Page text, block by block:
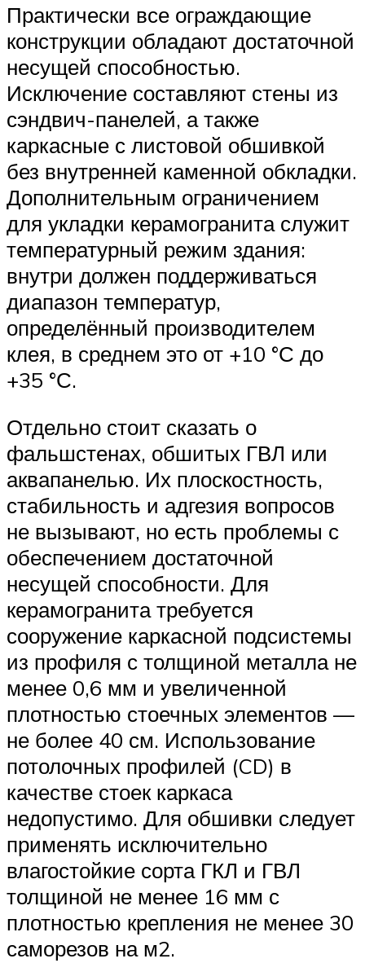
Практически все ограждающие
конструкции обладают достаточной
несущей способностью.
Исключение составляют стены из
сэндвич-панелей, а также
каркасные с листовой обшивкой
без внутренней каменной обкладки.
Дополнительным ограничением
для укладки керамогранита служит
температурный режим здания:
внутри должен поддерживаться
диапазон температур,
определённый производителем
клея, в среднем это от +10 °С до
+35 °С.
Отдельно стоит сказать о
фальшстенах, обшитых ГВЛ или
аквапанелью. Их плоскостность,
стабильность и адгезия вопросов
не вызывают, но есть проблемы с
обеспечением достаточной
несущей способности. Для
керамогранита требуется
сооружение каркасной подсистемы
из профиля с толщиной металла не
менее 0,6 мм и увеличенной
плотностью стоечных элементов —
не более 40 см. Использование
потолочных профилей (CD) в
качестве стоек каркаса
недопустимо. Для обшивки следует
применять исключительно
влагостойкие сорта ГКЛ и ГВЛ
толщиной не менее 16 мм с
плотностью крепления не менее 30
саморезов на м2.